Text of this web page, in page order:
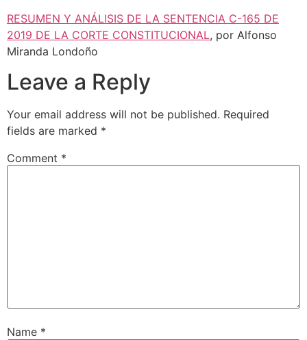
RESUMEN Y ANÁLISIS DE LA SENTENCIA C-165 DE
2019 DE LA CORTE CONSTITUCIONAL, por Alfonso
Miranda Londoño
Leave a Reply
Your email address will not be published. Required
fields are marked *
Comment *
Name *